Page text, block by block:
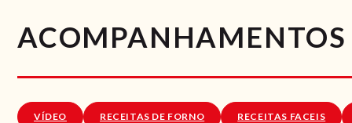
ACOMPANHAMENTOS
VÍDEO RECEITAS DE FORNO RECEITAS FACEIS